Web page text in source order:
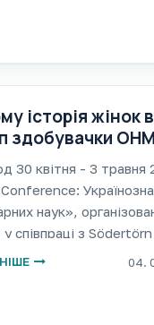
історія жінок
здобувачки
в Канаді
30 квітня - 3
наук»,
співпраці з
04.